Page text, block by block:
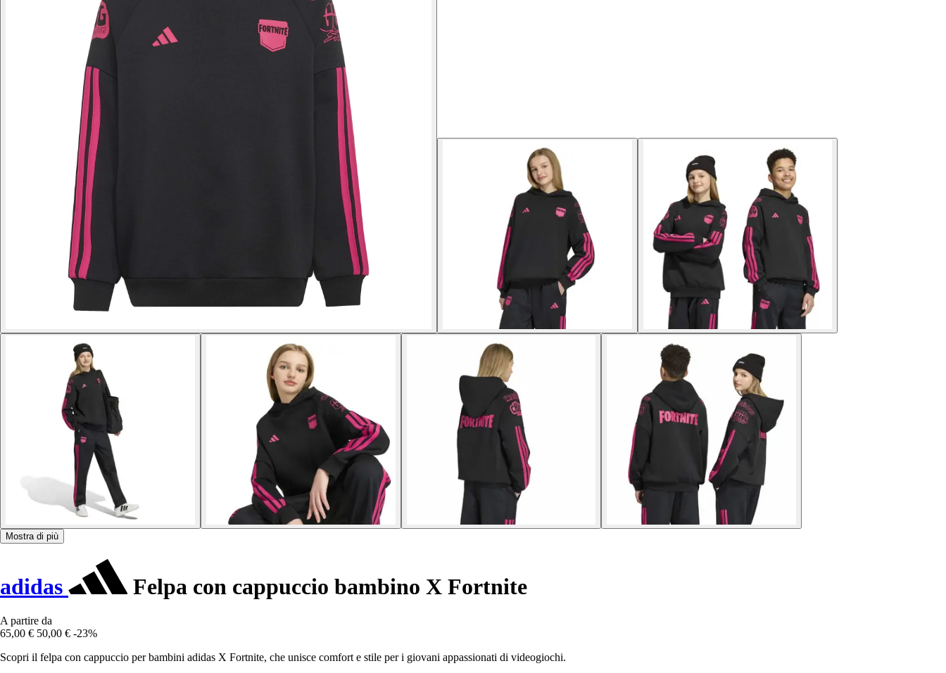
Mostra di più
adidas Felpa con cappuccio bambino X Fortnite
A partire da
65,00 € 50,00 € -23%
Scopri il felpa con cappuccio per bambini adidas X Fortnite, che unisce comfort e stile per i giovani appassionati di videogiochi.